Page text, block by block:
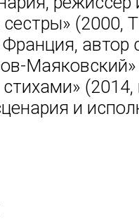
(2000,
автор
(2014,
и